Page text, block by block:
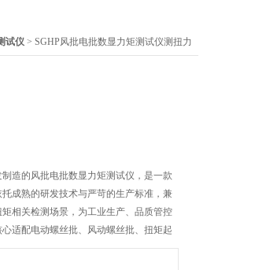
试仪 > SGHP风批电批数显力矩测试仪测扭力
造的风批电批数显力矩测试仪，是一款
成熟的研发技术与严苛的生产标准，兼
相关检测场景，为工业生产、品质管控
适配电动螺丝批、风动螺丝批、扭矩起
。